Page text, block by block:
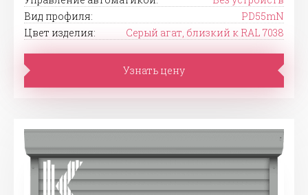
Вид профиля:
PD55mN
Цвет изделия:
Серый агат, близкий к RAL 7038
Узнать цену